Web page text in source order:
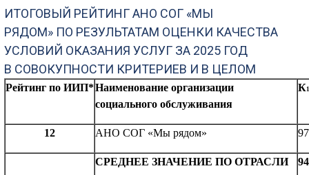
ИЗОБРАЖЕНИЯ
Скрыть Ч/б
ИТОГОВЫЙ РЕЙТИНГАНО СОГ «МЫ
РЯДОМ» ПО РЕЗУЛЬТАТАМ ОЦЕНКИ КАЧЕСТВА
УСЛОВИЙ ОКАЗАНИЯ УСЛУГ ЗА 2025 ГОД
В СОВОКУПНОСТИ КРИТЕРИЕВ И В ЦЕЛОМ
Рейтинг по ИИП*Наименование организации
социального обслуживания
К1
12 АНО СОГ «Мы рядом» 97
СРЕДНЕЕ ЗНАЧЕНИЕ ПО ОТРАСЛИ